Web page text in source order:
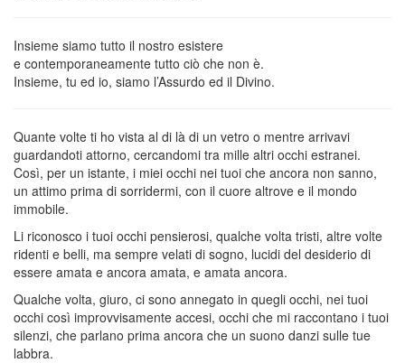
Insieme siamo tutto il nostro esistere
e contemporaneamente tutto ciò che non è.
Insieme, tu ed io, siamo l’Assurdo ed il Divino.
Quante volte ti ho vista al di là di un vetro o mentre arrivavi
guardandoti attorno, cercandomi tra mille altri occhi estranei.
Così, per un istante, i miei occhi nei tuoi che ancora non sanno,
un attimo prima di sorridermi, con il cuore altrove e il mondo
immobile.
Li riconosco i tuoi occhi pensierosi, qualche volta tristi, altre volte
ridenti e belli, ma sempre velati di sogno, lucidi del desiderio di
essere amata e ancora amata, e amata ancora.
Qualche volta, giuro, ci sono annegato in quegli occhi, nei tuoi
occhi così improvvisamente accesi, occhi che mi raccontano i tuoi
silenzi, che parlano prima ancora che un suono danzi sulle tue
labbra.